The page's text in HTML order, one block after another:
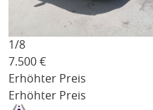
1/8
7.500 €
Erhöhter Preis
Erhöhter Preis